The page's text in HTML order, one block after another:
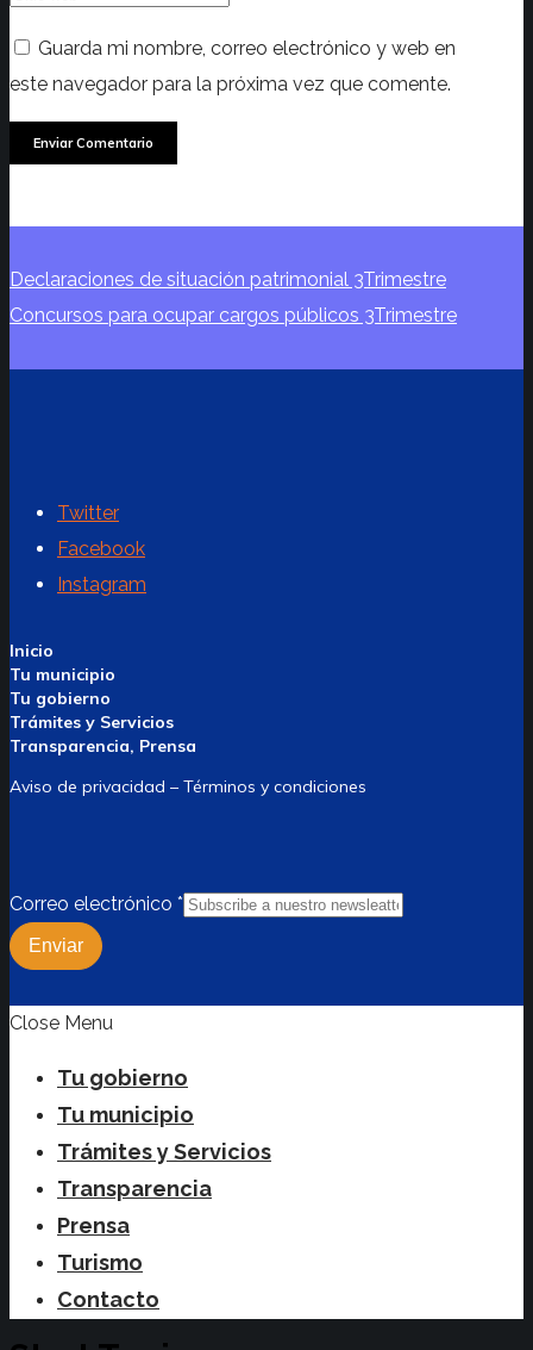
Guarda mi nombre, correo electrónico y web en
este navegador para la próxima vez que comente.
Declaraciones de situación patrimonial 3Trimestre
Concursos para ocupar cargos públicos 3Trimestre
Twitter
Facebook
Instagram
Inicio
Tu municipio
Tu gobierno
Trámites y Servicios
Transparencia, Prensa
Aviso de privacidad – Términos y condiciones
Correo electrónico *
Enviar
Close Menu
Tu gobierno
Tu municipio
Trámites y Servicios
Transparencia
Prensa
Turismo
Contacto